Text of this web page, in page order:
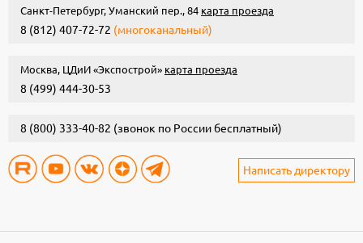
Санкт-Петербург, Уманский пер., 84 карта проезда
8 (812) 407-72-72 (многоканальный)
Москва, ЦДиИ «Экспострой» карта проезда
8 (499) 444-30-53
8 (800) 333-40-82 (звонок по России бесплатный)
Написать директору